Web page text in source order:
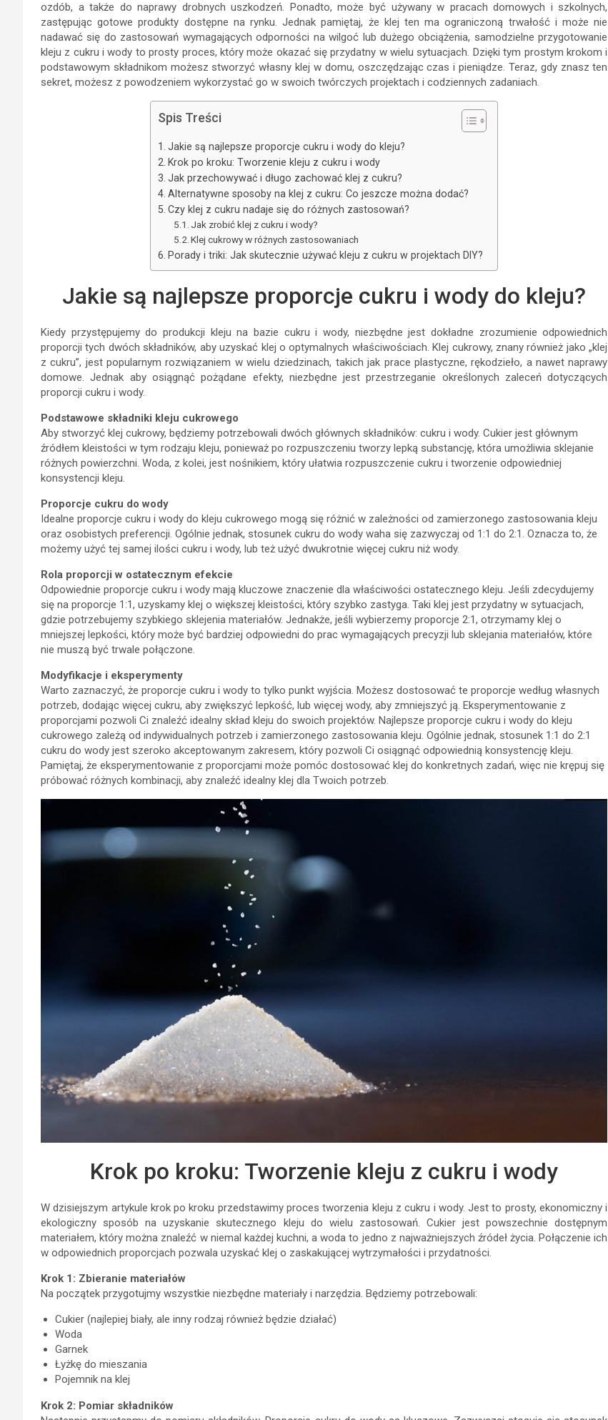
ozdób, a także do naprawy drobnych uszkodzeń. Ponadto, może być używany w pracach domowych i szkolnych,
zastępując gotowe produkty dostępne na rynku. Jednak pamiętaj, że klej ten ma ograniczoną trwałość i może nie
nadawać się do zastosowań wymagających odporności na wilgoć lub dużego obciążenia, samodzielne przygotowanie
kleju z cukru i wody to prosty proces, który może okazać się przydatny w wielu sytuacjach. Dzięki tym prostym krokom i
podstawowym składnikom możesz stworzyć własny klej w domu, oszczędzając czas i pieniądze. Teraz, gdy znasz ten
sekret, możesz z powodzeniem wykorzystać go w swoich twórczych projektach i codziennych zadaniach.
Spis Treści
Jakie są najlepsze proporcje cukru i wody do kleju?
Krok po kroku: Tworzenie kleju z cukru i wody
Jak przechowywać i długo zachować klej z cukru?
Alternatywne sposoby na klej z cukru: Co jeszcze można dodać?
Czy klej z cukru nadaje się do różnych zastosowań?
Jak zrobić klej z cukru i wody?
Klej cukrowy w różnych zastosowaniach
Porady i triki: Jak skutecznie używać kleju z cukru w projektach DIY?
Jakie są najlepsze proporcje cukru i wody do kleju?
Kiedy przystępujemy do produkcji kleju na bazie cukru i wody, niezbędne jest dokładne zrozumienie odpowiednich
proporcji tych dwóch składników, aby uzyskać klej o optymalnych właściwościach. Klej cukrowy, znany również jako „klej
z cukru”, jest popularnym rozwiązaniem w wielu dziedzinach, takich jak prace plastyczne, rękodzieło, a nawet naprawy
domowe. Jednak aby osiągnąć pożądane efekty, niezbędne jest przestrzeganie określonych zaleceń dotyczących
proporcji cukru i wody.
Podstawowe składniki kleju cukrowego
Aby stworzyć klej cukrowy, będziemy potrzebowali dwóch głównych składników: cukru i wody. Cukier jest głównym
źródłem kleistości w tym rodzaju kleju, ponieważ po rozpuszczeniu tworzy lepką substancję, która umożliwia sklejanie
różnych powierzchni. Woda, z kolei, jest nośnikiem, który ułatwia rozpuszczenie cukru i tworzenie odpowiedniej
konsystencji kleju.
Proporcje cukru do wody
Idealne proporcje cukru i wody do kleju cukrowego mogą się różnić w zależności od zamierzonego zastosowania kleju
oraz osobistych preferencji. Ogólnie jednak, stosunek cukru do wody waha się zazwyczaj od 1:1 do 2:1. Oznacza to, że
możemy użyć tej samej ilości cukru i wody, lub też użyć dwukrotnie więcej cukru niż wody.
Rola proporcji w ostatecznym efekcie
Odpowiednie proporcje cukru i wody mają kluczowe znaczenie dla właściwości ostatecznego kleju. Jeśli zdecydujemy
się na proporcje 1:1, uzyskamy klej o większej kleistości, który szybko zastyga. Taki klej jest przydatny w sytuacjach,
gdzie potrzebujemy szybkiego sklejenia materiałów. Jednakże, jeśli wybierzemy proporcje 2:1, otrzymamy klej o
mniejszej lepkości, który może być bardziej odpowiedni do prac wymagających precyzji lub sklejania materiałów, które
nie muszą być trwale połączone.
Modyfikacje i eksperymenty
Warto zaznaczyć, że proporcje cukru i wody to tylko punkt wyjścia. Możesz dostosować te proporcje według własnych
potrzeb, dodając więcej cukru, aby zwiększyć lepkość, lub więcej wody, aby zmniejszyć ją. Eksperymentowanie z
proporcjami pozwoli Ci znaleźć idealny skład kleju do swoich projektów. Najlepsze proporcje cukru i wody do kleju
cukrowego zależą od indywidualnych potrzeb i zamierzonego zastosowania kleju. Ogólnie jednak, stosunek 1:1 do 2:1
cukru do wody jest szeroko akceptowanym zakresem, który pozwoli Ci osiągnąć odpowiednią konsystencję kleju.
Pamiętaj, że eksperymentowanie z proporcjami może pomóc dostosować klej do konkretnych zadań, więc nie krępuj się
próbować różnych kombinacji, aby znaleźć idealny klej dla Twoich potrzeb.
Krok po kroku: Tworzenie kleju z cukru i wody
W dzisiejszym artykule krok po kroku przedstawimy proces tworzenia kleju z cukru i wody. Jest to prosty, ekonomiczny i
ekologiczny sposób na uzyskanie skutecznego kleju do wielu zastosowań. Cukier jest powszechnie dostępnym
materiałem, który można znaleźć w niemal każdej kuchni, a woda to jedno z najważniejszych źródeł życia. Połączenie ich
w odpowiednich proporcjach pozwala uzyskać klej o zaskakującej wytrzymałości i przydatności.
Krok 1: Zbieranie materiałów
Na początek przygotujmy wszystkie niezbędne materiały i narzędzia. Będziemy potrzebowali:
Cukier (najlepiej biały, ale inny rodzaj również będzie działać)
Woda
Garnek
Łyżkę do mieszania
Pojemnik na klej
Krok 2: Pomiar składników